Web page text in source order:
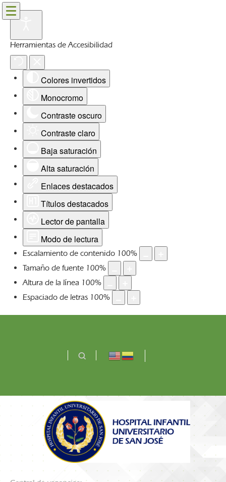
Herramientas de Accesibilidad
Colores invertidos
Monocromo
Contraste oscuro
Contraste claro
Baja saturación
Alta saturación
Enlaces destacados
Títulos destacados
Lector de pantalla
Modo de lectura
Escalamiento de contenido 100%
Tamaño de fuente 100%
Altura de la línea 100%
Espaciado de letras 100%